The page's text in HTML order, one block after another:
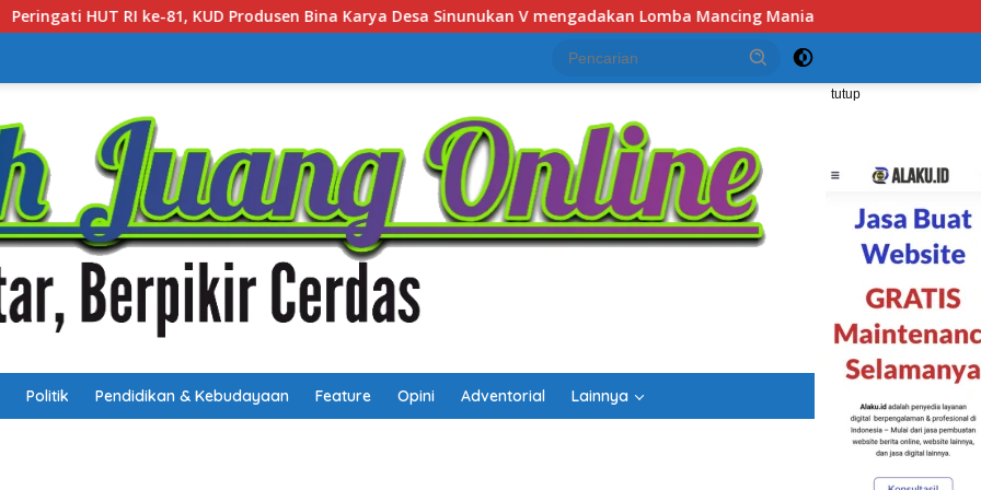
Karya Desa Sinunukan V mengadakan Lomba Mancing Mania Semarak HUT RI dan Hari Jadi Kalsel, Gerak Jalan
tutup
Politik Pendidikan & Kebudayaan Feature Opini Adventorial Lainnya